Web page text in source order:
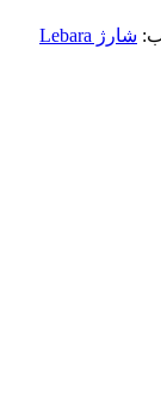
شارژ Lebara